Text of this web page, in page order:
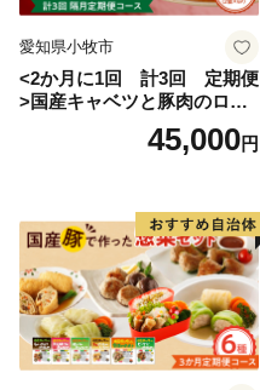
愛知県小牧市
<2か月に1回 計3回 定期便
>国産キャベツと豚肉のロー
ルキャベツ（6P入り）
45,000円